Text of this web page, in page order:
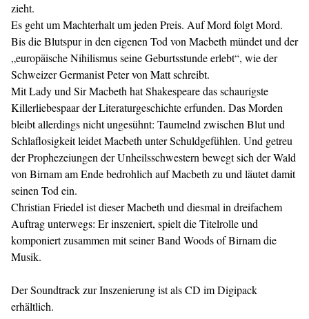
zieht.
Es geht um Machterhalt um jeden Preis. Auf Mord folgt Mord.
Bis die Blutspur in den eigenen Tod von Macbeth mündet und der
„europäische Nihilismus seine Geburtsstunde erlebt“, wie der
Schweizer Germanist Peter von Matt schreibt.
Mit Lady und Sir Macbeth hat Shakespeare das schaurigste
Killerliebespaar der Literaturgeschichte erfunden. Das Morden
bleibt allerdings nicht ungesühnt: Taumelnd zwischen Blut und
Schlaflosigkeit leidet Macbeth unter Schuldgefühlen. Und getreu
der Prophezeiungen der Unheilsschwestern bewegt sich der Wald
von Birnam am Ende bedrohlich auf Macbeth zu und läutet damit
seinen Tod ein.
Christian Friedel ist dieser Macbeth und diesmal in dreifachem
Auftrag unterwegs: Er inszeniert, spielt die Titelrolle und
komponiert zusammen mit seiner Band Woods of Birnam die
Musik.
Der Soundtrack zur Inszenierung ist als CD im Digipack
erhältlich.